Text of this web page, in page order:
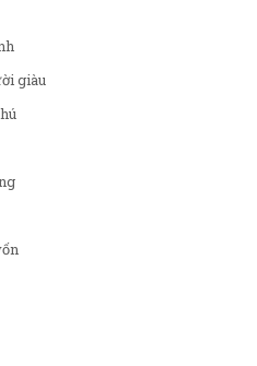
giàu